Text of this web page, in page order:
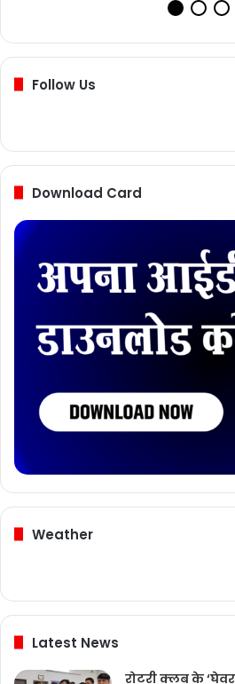
Follow Us
Download Card
Weather
Latest News
रोटरी क्लब के